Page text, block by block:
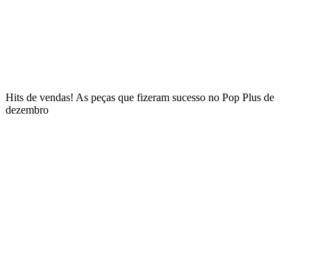
Hits de vendas! As peças que fizeram sucesso no Pop Plus de
dezembro